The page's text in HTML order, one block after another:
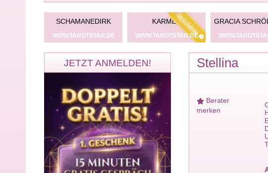
SCHAMANEDIRK
WWW.TAROTSTAR.DE GESCHENK
KARMEN
WWW.TAROTSTAR.DE
GRACIA
JETZT ANMELDEN! Stellina
Berater
merken